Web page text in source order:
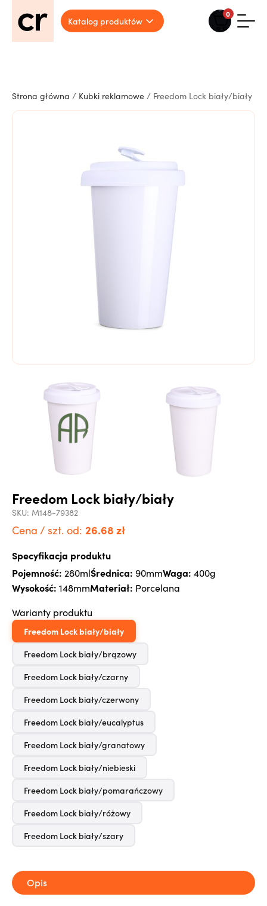
Katalog produktów
0
Strona główna / Kubki reklamowe / Freedom Lock biały/biały
Freedom Lock biały/biały
SKU: M148-79382
Cena / szt. od: 26.68 zł
Specyfikacja produktu
Pojemność: 280mlŚrednica: 90mmWaga: 400g
Wysokość: 148mmMateriał: Porcelana
Warianty produktu
Freedom Lock biały/biały
Freedom Lock biały/brązowy
Freedom Lock biały/czarny
Freedom Lock biały/czerwony
Freedom Lock biały/eucalyptus
Freedom Lock biały/granatowy
Freedom Lock biały/niebieski
Freedom Lock biały/pomarańczowy
Freedom Lock biały/różowy
Freedom Lock biały/szary
Opis